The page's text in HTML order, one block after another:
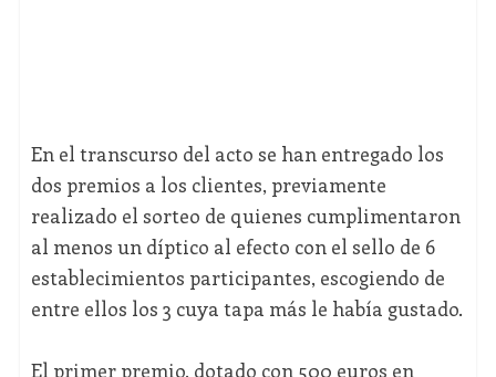
En el transcurso del acto se han entregado los
dos premios a los clientes, previamente
realizado el sorteo de quienes cumplimentaron
al menos un díptico al efecto con el sello de 6
establecimientos participantes, escogiendo de
entre ellos los 3 cuya tapa más le había gustado.
El primer premio, dotado con 500 euros en